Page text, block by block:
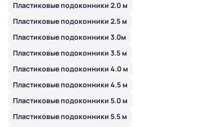
Пластиковые подоконники 2.0 м
Пластиковые подоконники 2.5 м
Пластиковые подоконники 3.0м
Пластиковые подоконники 3.5 м
Пластиковые подоконники 4.0 м
Пластиковые подоконники 4.5 м
Пластиковые подоконники 5.0 м
Пластиковые подоконники 5.5 м